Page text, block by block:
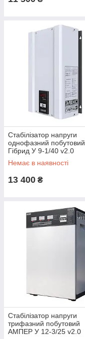
Стабілізатор напруги
однофазний побутовий
Гібрид У 9-1/40 v2.0
Немає в наявності
13 400 ₴
Стабілізатор напруги
трифазний побутовий
АМПЕР У 12-3/25 v2.0